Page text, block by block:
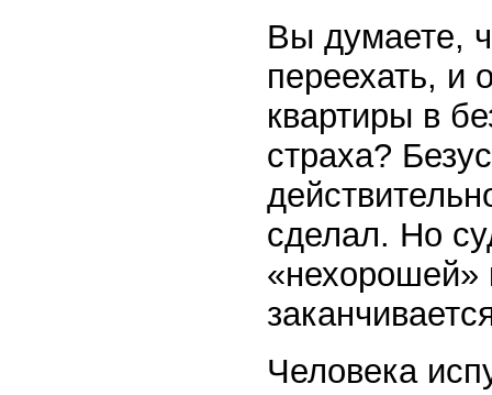
Вы думаете,
переехать, и
квартиры в
страха?
сделал. Но
«нехорошей»
Человека